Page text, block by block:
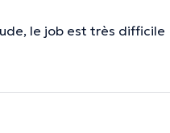
le job est très difficile